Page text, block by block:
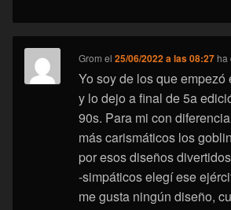
Grom el25/06/2022 a las 08:27 ha
Yo soy de los que
y lo dejo a final de 5a
90s. Para mi con
más carismáticos los
por esos diseños
-simpáticos elegí ese
me gusta ningún diseño,